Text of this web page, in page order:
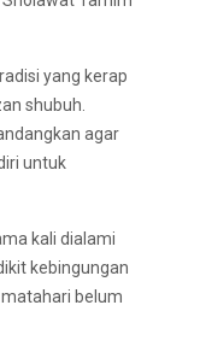
yang kerap
shubuh.
agar
untuk
kali dialami
kebingungan
belum